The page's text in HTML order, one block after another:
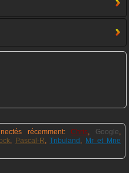
récemment:Chris, Google,
, Pascal-R,Tribuland , Mr et Mne